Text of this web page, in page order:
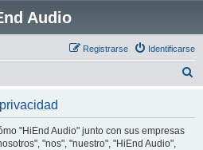
Audio
Identificarse
Registrarse
"HiEnd Audio" junto con sus empresas
"nos", "nuestro", "HiEnd Audio",